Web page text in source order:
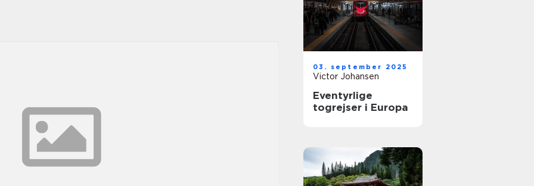
03. september 2025
Victor Johansen
Eventyrlige
togrejser i Europa